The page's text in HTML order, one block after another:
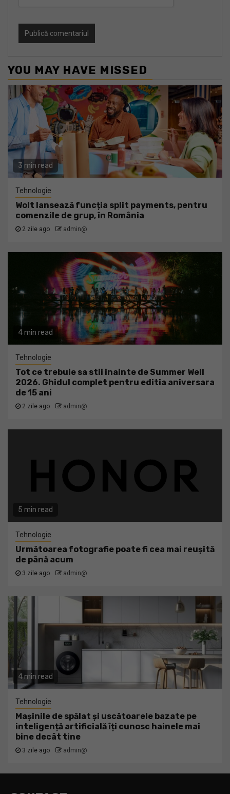
YOU MAY HAVE MISSED
3 min read
Tehnologie
Wolt lansează funcția split payments, pentru
comenzile de grup, în România
2 zile ago admin@
4 min read
Tehnologie
Tot ce trebuie sa stii inainte de Summer Well
2026. Ghidul complet pentru editia aniversara
de 15 ani
2 zile ago admin@
5 min read
Tehnologie
Următoarea fotografie poate fi cea mai reușită
de până acum
3 zile ago admin@
4 min read
Tehnologie
Mașinile de spălat și uscătoarele bazate pe
inteligență artificială îți cunosc hainele mai
bine decât tine
3 zile ago admin@